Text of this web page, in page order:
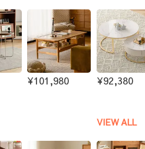
¥101,980 ¥92,380
VIEW ALL